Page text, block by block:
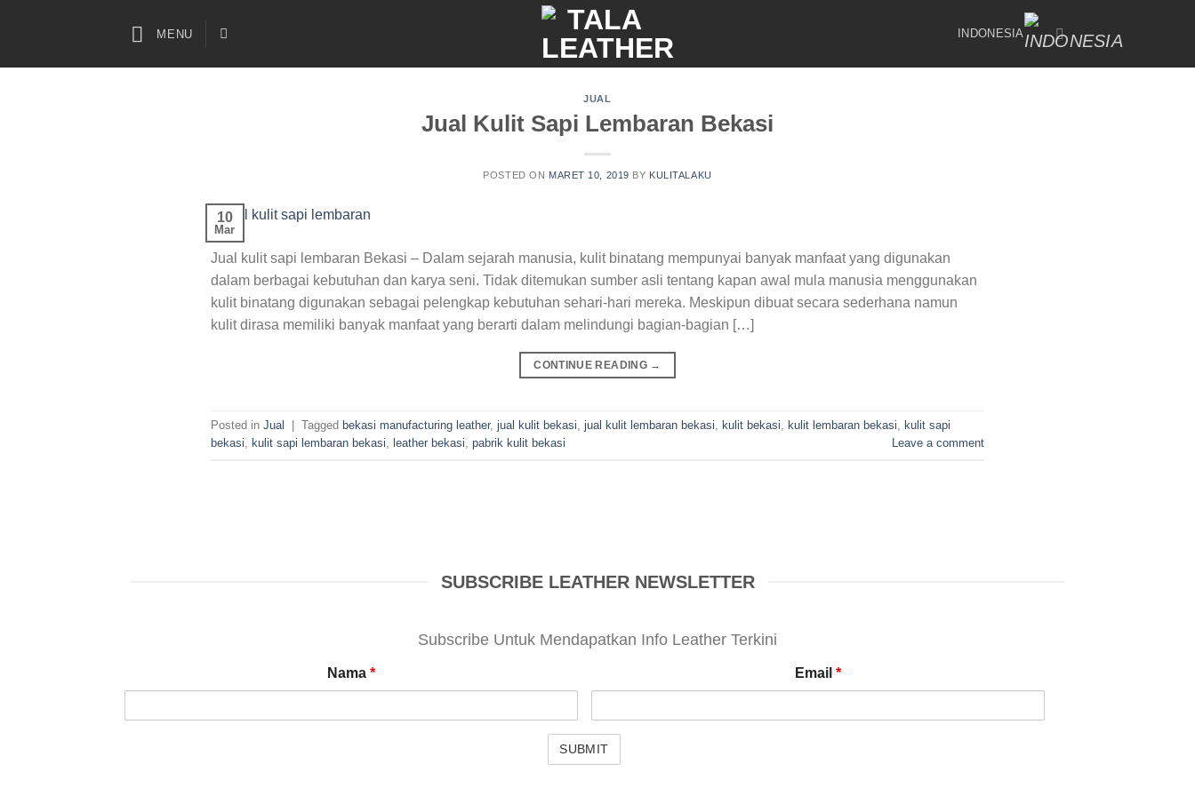
MENU INDONESIA
JUAL
Jual Kulit Sapi Lembaran Bekasi
POSTED ON MARET 10, 2019 BY KULITALAKU
10
Mar
Jual kulit sapi lembaran Bekasi – Dalam sejarah manusia, kulit binatang mempunyai banyak manfaat yang digunakan
dalam berbagai kebutuhan dan karya seni. Tidak ditemukan sumber asli tentang kapan awal mula manusia menggunakan
kulit binatang digunakan sebagai pelengkap kebutuhan sehari-hari mereka. Meskipun dibuat secara sederhana namun
kulit dirasa memiliki banyak manfaat yang berarti dalam melindungi bagian-bagian […]
CONTINUE READING →
Posted in Jual Tagged bekasi manufacturing leather, jual kulit bekasi, jual kulit lembaran bekasi, kulit bekasi, kulit lembaran bekasi, kulit sapi
bekasi, kulit sapi lembaran bekasi, leather bekasi, pabrik kulit bekasi Leave a comment
SUBSCRIBE LEATHER NEWSLETTER
Subscribe Untuk Mendapatkan Info Leather Terkini
Nama * Email *